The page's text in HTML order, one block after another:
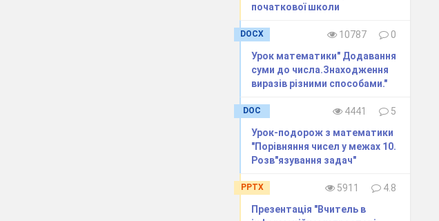
початкової школи
DOCX 10787
0
Урок математики" Додавання
суми до числа.Знаходження
виразiв рiзними способами."
DOC 4441
5
Урок-подорож з математики
"Порівняння чисел у межах 10.
Розв"язування задач"
PPTX 5911
4.8
Презентація "Вчитель в